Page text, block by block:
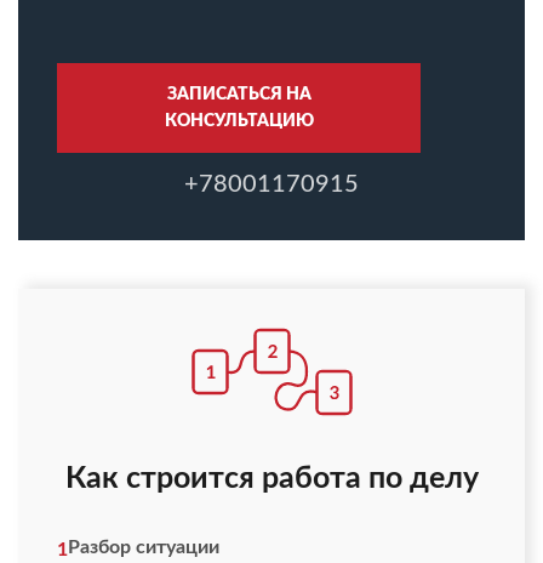
ЗАПИСАТЬСЯ НА
КОНСУЛЬТАЦИЮ
+78001170915
Как строится работа по делу
1Разбор ситуации